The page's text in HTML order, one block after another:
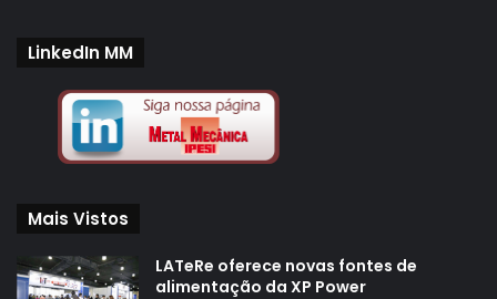
LinkedIn MM
Mais Vistos
LATeRe oferece novas fontes de
alimentação da XP Power